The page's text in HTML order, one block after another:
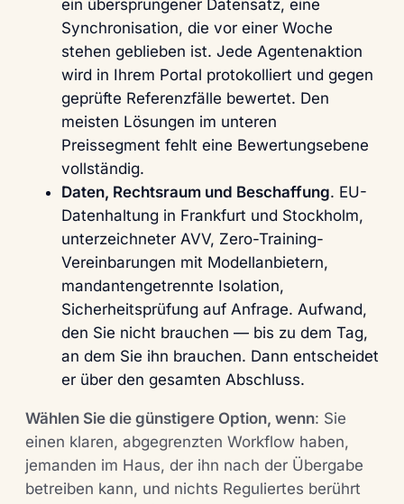
ein übersprungener Datensatz, eine
Synchronisation, die vor einer Woche
stehen geblieben ist. Jede Agentenaktion
wird in Ihrem Portal protokolliert und gegen
geprüfte Referenzfälle bewertet. Den
meisten Lösungen im unteren
Preissegment fehlt eine Bewertungsebene
vollständig.
Daten, Rechtsraum und Beschaffung. EU-
Datenhaltung in Frankfurt und Stockholm,
unterzeichneter AVV, Zero-Training-
Vereinbarungen mit Modellanbietern,
mandantengetrennte Isolation,
Sicherheitsprüfung auf Anfrage. Aufwand,
den Sie nicht brauchen — bis zu dem Tag,
an dem Sie ihn brauchen. Dann entscheidet
er über den gesamten Abschluss.
Wählen Sie die günstigere Option, wenn: Sie
einen klaren, abgegrenzten Workflow haben,
jemanden im Haus, der ihn nach der Übergabe
betreiben kann, und nichts Reguliertes berührt